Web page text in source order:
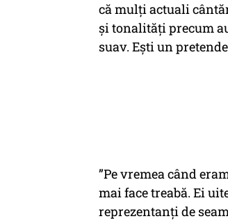
că mulți actuali
și tonalități precum
suav. Ești un
”Pe vremea când
mai face treabă. Ei
reprezentanți de